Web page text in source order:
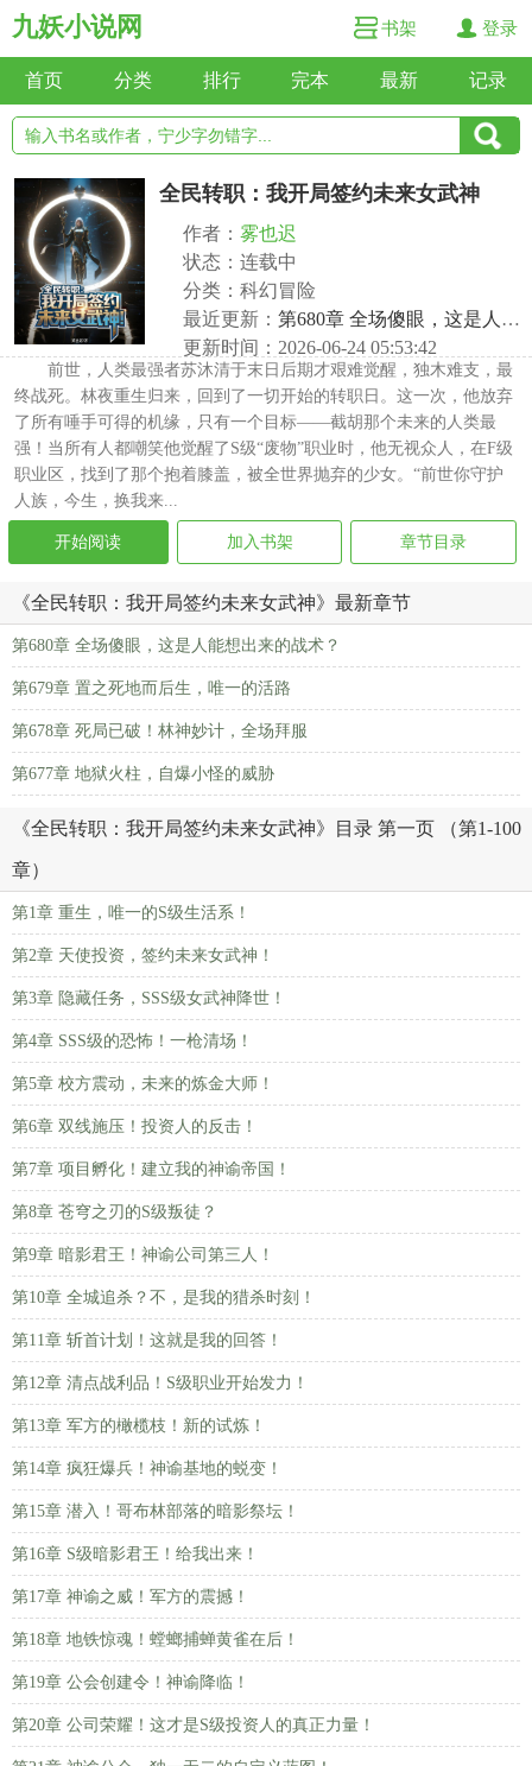
九妖小说网 书架 登录
首页 分类 排行 完本 最新 记录
全民转职：我开局签约未来女武神
作者： 雾也迟
状态：连载中
分类：科幻冒险
最近更新： 第680章 全场傻眼，这是人能想出来的战术？
更新时间：2026-06-24 05:53:42
前世，人类最强者苏沐清于末日后期才艰难觉醒，独木难支，最
终战死。林夜重生归来，回到了一切开始的转职日。这一次，他放弃
了所有唾手可得的机缘，只有一个目标——截胡那个未来的人类最
强！当所有人都嘲笑他觉醒了S级“废物”职业时，他无视众人，在F级
职业区，找到了那个抱着膝盖，被全世界抛弃的少女。“前世你守护
人族，今生，换我来...
开始阅读 加入书架 章节目录
《全民转职：我开局签约未来女武神》最新章节
第680章 全场傻眼，这是人能想出来的战术？
第679章 置之死地而后生，唯一的活路
第678章 死局已破！林神妙计，全场拜服
第677章 地狱火柱，自爆小怪的威胁
《全民转职：我开局签约未来女武神》目录 第一页 （第1-100
章）
第1章 重生，唯一的S级生活系！
第2章 天使投资，签约未来女武神！
第3章 隐藏任务，SSS级女武神降世！
第4章 SSS级的恐怖！一枪清场！
第5章 校方震动，未来的炼金大师！
第6章 双线施压！投资人的反击！
第7章 项目孵化！建立我的神谕帝国！
第8章 苍穹之刃的S级叛徒？
第9章 暗影君王！神谕公司第三人！
第10章 全城追杀？不，是我的猎杀时刻！
第11章 斩首计划！这就是我的回答！
第12章 清点战利品！S级职业开始发力！
第13章 军方的橄榄枝！新的试炼！
第14章 疯狂爆兵！神谕基地的蜕变！
第15章 潜入！哥布林部落的暗影祭坛！
第16章 S级暗影君王！给我出来！
第17章 神谕之威！军方的震撼！
第18章 地铁惊魂！螳螂捕蝉黄雀在后！
第19章 公会创建令！神谕降临！
第20章 公司荣耀！这才是S级投资人的真正力量！